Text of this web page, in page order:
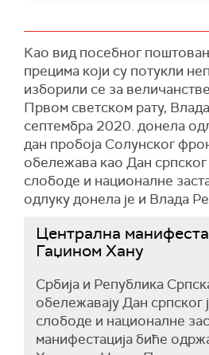
Као вид посебног
прецима који су потукли
изборили се за
Првом светском рату,
септембра 2020. донела
дан пробоја Солунског
обележава као Дан српског
слободе и националне
одлуку донела је и Влада
Централна
Гаџином Хану
Србија и Република
обележавају Дан српског
слободе и националне
манифестација биће